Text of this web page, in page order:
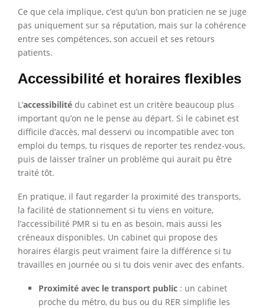
Ce que cela implique, c’est qu’un bon praticien ne se juge
pas uniquement sur sa réputation, mais sur la cohérence
entre ses compétences, son accueil et ses retours
patients.
Accessibilité et horaires flexibles
L’accessibilité du cabinet est un critère beaucoup plus
important qu’on ne le pense au départ. Si le cabinet est
difficile d’accès, mal desservi ou incompatible avec ton
emploi du temps, tu risques de reporter tes rendez-vous,
puis de laisser traîner un problème qui aurait pu être
traité tôt.
En pratique, il faut regarder la proximité des transports,
la facilité de stationnement si tu viens en voiture,
l’accessibilité PMR si tu en as besoin, mais aussi les
créneaux disponibles. Un cabinet qui propose des
horaires élargis peut vraiment faire la différence si tu
travailles en journée ou si tu dois venir avec des enfants.
Proximité avec le transport public : un cabinet
proche du métro, du bus ou du RER simplifie les